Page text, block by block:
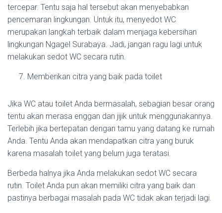
tercepar. Tentu saja hal tersebut akan menyebabkan
pencemaran lingkungan. Untuk itu, menyedot WC
merupakan langkah terbaik dalam menjaga kebersihan
lingkungan Ngagel Surabaya. Jadi, jangan ragu lagi untuk
melakukan sedot WC secara rutin.
Memberikan citra yang baik pada toilet
Jika WC atau toilet Anda bermasalah, sebagian besar orang
tentu akan merasa enggan dan jijik untuk menggunakannya.
Terlebih jika bertepatan dengan tamu yang datang ke rumah
Anda. Tentu Anda akan mendapatkan citra yang buruk
karena masalah toilet yang belum juga teratasi.
Berbeda halnya jika Anda melakukan sedot WC secara
rutin. Toilet Anda pun akan memiliki citra yang baik dan
pastinya berbagai masalah pada WC tidak akan terjadi lagi.